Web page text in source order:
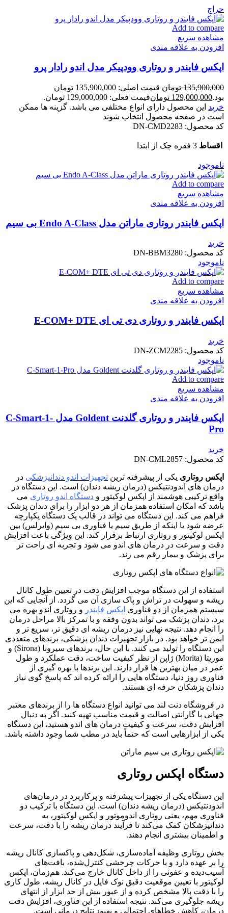
حراج
Add to compare
مشاهده سریع
افزودن به علاقه مندی
اپکس فایندر و روتاری وودپیکر مدل اندو رادار پرو
135,900,000 تومان
قیمت اصلی: 135,900,000 تومان
بود.129,000,000 تومانقیمت فعلی: 129,000,000 تومان.
خرید این محصول دارای انواع مختلفی می باشد. گزینه ها ممکن
است در صفحه محصول انتخاب شوند
کد محصول: DN-CMD2283
اقساط 3 فقره چک از ابتدا
ناموجود
Add to compare
مشاهده سریع
افزودن به علاقه مندی
اپکس فایندر روتاری ماراتن مدل Endo A-Class بی سیم
خرید
کد محصول: DN-BBM3280
ناموجود
Add to compare
مشاهده سریع
افزودن به علاقه مندی
اپکس فایندر و روتاری دی تی ای E-COM+ DTE
خرید
کد محصول: DN-ZCM2285
ناموجود
Add to compare
مشاهده سریع
افزودن به علاقه مندی
اپکس فایندر و روتاری گلدنت Goldent مدل C-Smart-1-
Pro
خرید
کد محصول: DN-CML2857
اپکس روتاری یکی از پیشرفته ترین تجهیزات اندو دندانپزشکی در
درمان های اندودنتیکس (درمان ریشه دندان) است. این دستگاه در
واقع ترکیبی هوشمند از اپکس لوکیتور و دستگاه اندو روتاری می
باشد که امکان استفاده همزمان از هر دو ابزار را برای دندان پزشک
فراهم می کند. این دستگاه می تواند در قالب یک دستگاه یکپارچه
عرضه شود یا اینکه از طریق سیم یا فناوری بی سیم (وایرلس) بین
اپکس لوکیتور و روتاری ارتباط برقرار کند. این ویژگی باعث افزایش
دقت و سرعت در درمان های اندو می شود و تجربه ای راحت تر
برای پزشک و بیمار رقم می زند.
استفاده از این دستگاه موجب افزایش دقت در تعیین طول کانال
ریشه و سهولت در تراش و پاک سازی آن می گردد. از آنجایی که این
سیستم همزمان از دو فناوری اپکس فایندر و روتاری اندو بهره می
برد، دندان پزشک می تواند بدون وقفه و با تمرکز بالا مراحل درمان
را انجام دهد. نتیجه نهایی نیز درمان ریشه ای دقیق تر، سریع تر و
ایمن تر خواهد بود. در بازار تجهیزات دندان پزشکی، برندهای متعددی
این دستگاه را تولید می کنند. با این حال، برندهای سیرونا (Sirona) و
موریتا (Morita) ژاپن از نظر کیفیت ساخت، دقت عملکرد و طول
عمر در میان بهترین ها قرار دارند. این برندها با بهره گیری از
فناوری روز دنیا، دستگاه هایی را ارائه کرده اند که پاسخ گوی نیاز
دندان پزشکان حرفه ای هستند.
در فروشگاه دنت لند می توانید انواع دستگاه ها را از برندهای معتبر
جهانی با گارانتی اصالت و قیمت مناسب تهیه کنید. اگر به دنبال
افزایش دقت، سرعت و کیفیت درمان های اندو هستید، این دستگاه
یکی از ابزارهایی است که حتماً باید در مطب شما وجود داشته باشد.
دستگاه اپکس روتاری
این دستگاه یکی از تجهیزات پیشرفته و پرکاربرد در درمان‌های
اندودنتیکس (درمان ریشه دندان) است. این دستگاه با ترکیب دو
فناوری مهم، یعنی روتاری اندوموتور و اپکس لوکیتور، به
دندانپزشکان کمک می‌کند تا فرآیند درمان ریشه را با دقت، سرعت
و اطمینان بیشتری انجام دهند.
بخش روتاری وظیفه آماده‌سازی، شکل‌دهی و پاکسازی کانال ریشه
را بر عهده دارد و با حرکات چرخشی کنترل‌شده، بافت‌های
آسیب‌دیده و عفونی را از داخل کانال خارج می‌کند. هم‌زمان، اپکس
لوکیتور با تعیین موقعیت دقیق نوک فایل در کانال ریشه، طول کاری
را با دقت بالا مشخص کرده و از عبور بیش از حد ابزار از انتهای
ریشه جلوگیری می‌کند. نتیجه استفاده از این فناوری، افزایش دقت
درمان، کاهش خطاهای احتمالی و بهبود نتایج درمانی است.